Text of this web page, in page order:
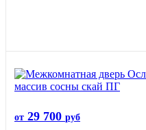
от 29 700 руб